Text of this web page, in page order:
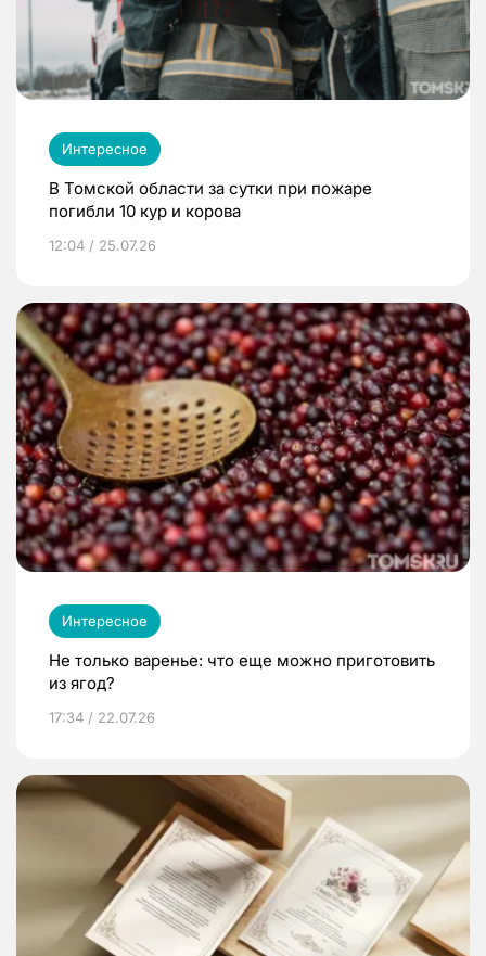
Интересное
В Томской области за сутки при пожаре
погибли 10 кур и корова
12:04 / 25.07.26
Интересное
Не только варенье: что еще можно приготовить
из ягод?
17:34 / 22.07.26